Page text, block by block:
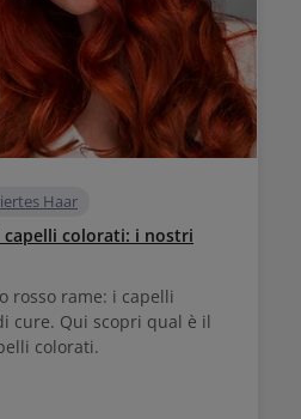
Haar
colorati: i nostri
rosso rame: i capelli
cure. Qui scopri qual è il
colorati.